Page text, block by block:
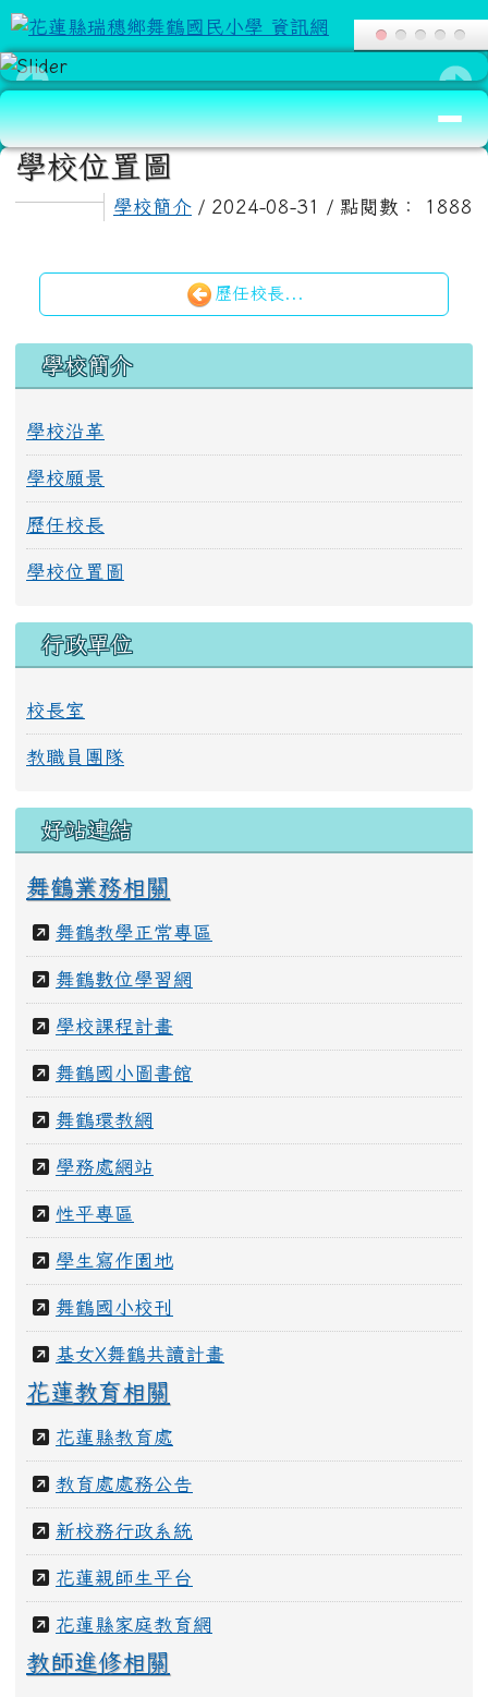
跳至主內容區
花蓮縣瑞穗鄉舞鶴國民小學 資訊網
導覽列
主內容區域
學校位置圖
學校簡介 / 2024-08-31 / 點閱數： 1888
歷任校長...
左邊區域內容
學校簡介
學校沿革
學校願景
歷任校長
學校位置圖
行政單位
校長室
教職員團隊
好站連結
舞鶴業務相關
舞鶴教學正常專區
舞鶴數位學習網
學校課程計畫
舞鶴國小圖書館
舞鶴環教網
學務處網站
性平專區
學生寫作園地
舞鶴國小校刊
基女X舞鶴共讀計畫
花蓮教育相關
花蓮縣教育處
教育處處務公告
新校務行政系統
花蓮親師生平台
花蓮縣家庭教育網
教師進修相關
頁尾區域